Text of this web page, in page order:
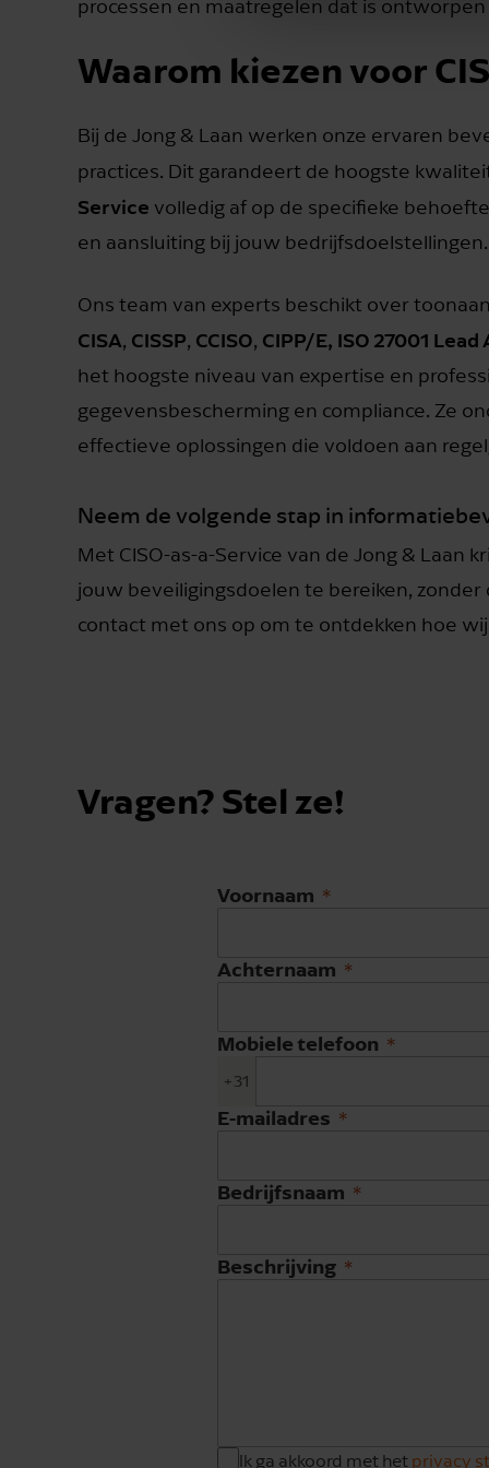
processen en maatregelen dat is
Waarom kiezen voor
Bij de Jong & Laan werken onze ervaren
practices. Dit garandeert de hoogste
Service volledig af op de specifieke
en aansluiting bij jouw bedrijfsdoelstellingen.
Ons team van experts beschikt over
CISA, CISSP, CCISO, CIPP/E, ISO 27001
het hoogste niveau van expertise en
gegevensbescherming en compliance. Ze
effectieve oplossingen die voldoen aan
Neem de volgende stap in
Met CISO-as-a-Service van de Jong &
jouw beveiligingsdoelen te bereiken,
contact met ons op om te ontdekken hoe
Vragen? Stel ze!
Voornaam
Achternaam
Mobiele telefoon
+31
E-mailadres
Bedrijfsnaam
Beschrijving
Ik ga akkoord met het privacy